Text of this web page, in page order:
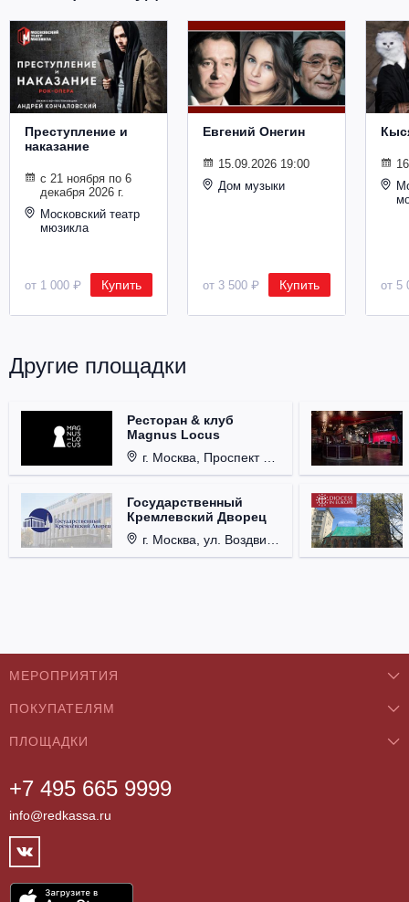
Преступление и
наказание
с 21 ноября по 6
декабря 2026 г.
Московский театр
мюзикла
от 1 000 ₽ Купить
Евгений Онегин
15.09.2026 19:00
Дом музыки
от 3 500 ₽ Купить от 5
Другие площадки
Ресторан & клуб
Magnus Locus
г. Москва, Проспект Мира, д. 12, стр. 9.
Государственный
Кремлевский Дворец
г. Москва, ул. Воздвиженка, д. 1, Кремль.
+7 495 665 9999
info@redkassa.ru
МЕРОПРИЯТИЯ
Концерты
Классика
Театры
Фестивали
Спорт
Цирк
ПОКУПАТЕЛЯМ
О нас
Как купить
Возврат билетов
Контакты
Партнёры
ПЛОЩАДКИ
Бар/Ресторан/Кафе
Клуб
Концертный зал
Театр